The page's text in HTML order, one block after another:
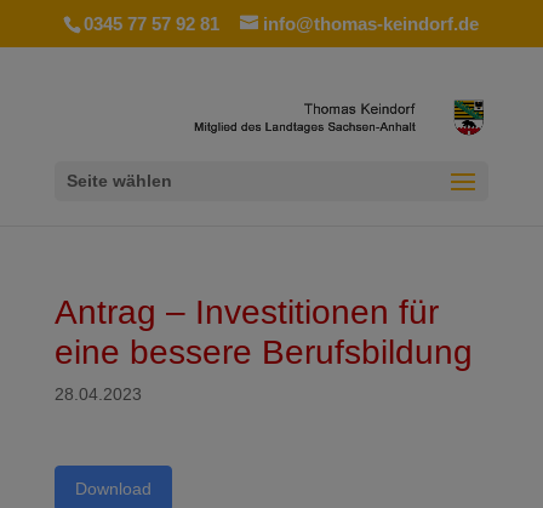
0345 77 57 92 81 info@thomas-keindorf.de
Seite wählen
Antrag – Investitionen für
eine bessere Berufsbildung
28.04.2023
Download